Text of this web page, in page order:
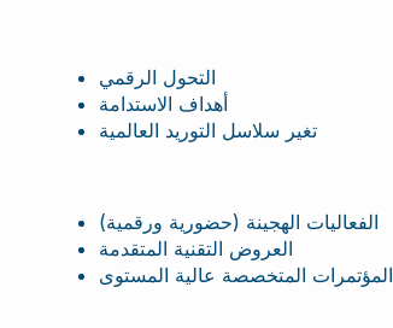
التحول الرقمي
أهداف الاستدامة
تغير سلاسل التوريد العالمية
الفعاليات الهجينة (حضورية ورقمية)
العروض التقنية المتقدمة
المؤتمرات المتخصصة عالية المستوى